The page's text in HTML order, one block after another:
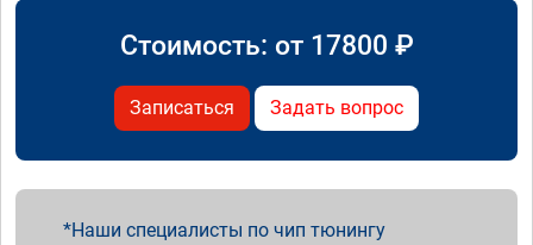
Стоимость: от 17800 ₽
Записаться Задать вопрос
Наши специалисты по чип тюнингу